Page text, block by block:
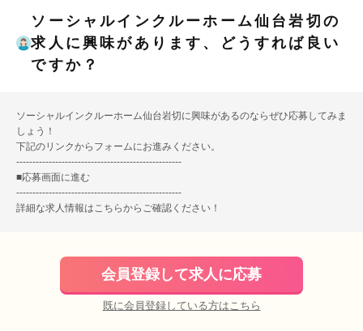
ソーシャルインクルーホーム仙台岩切の
求人に興味があります、どうすれば良い
ですか？
ソーシャルインクルーホーム仙台岩切に興味があるのならぜひ応募してみま
しょう！
下記のリンクからフォームにお進みください。
---------------------------------------------------
■応募画面に進む
---------------------------------------------------
詳細な求人情報はこちらからご確認ください！
会員登録して求人に応募
既に会員登録している方はこちら